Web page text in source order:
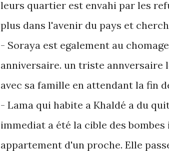
leurs quartier est envahi par les
plus dans l'avenir du pays et
- Soraya est egalement au
anniversaire. un triste annversaire
avec sa famille en attendant la fin
- Lama qui habite a Khaldé a du
immediat a été la cible des
appartement d'un proche. Elle